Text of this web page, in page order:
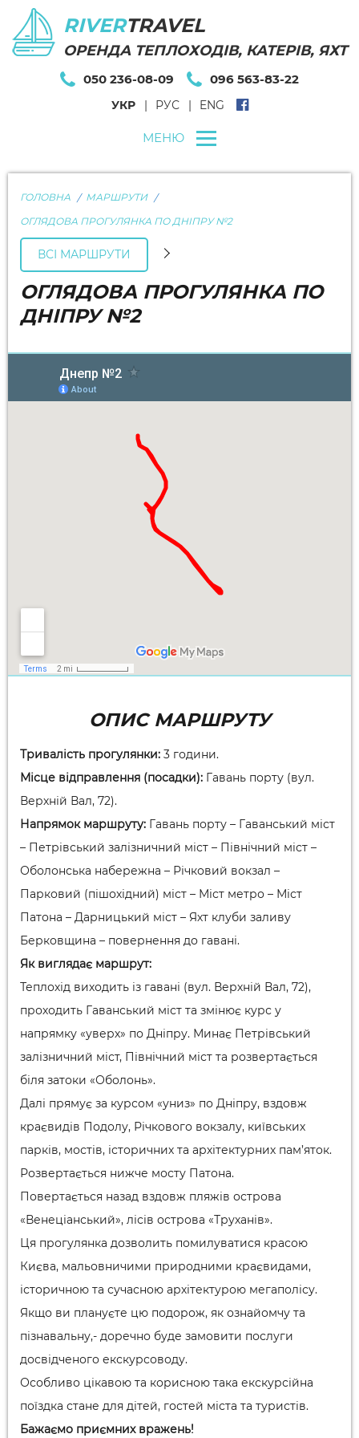
RIVERTRAVEL
ОРЕНДА ТЕПЛОХОДІВ, КАТЕРІВ, ЯХТ
050 236-08-09 096 563-83-22
УКР РУС ENG
МЕНЮ
ГОЛОВНА
МАРШРУТИ
ОГЛЯДОВА ПРОГУЛЯНКА ПО ДНІПРУ №2
ВСІ МАРШРУТИ
ОГЛЯДОВА ПРОГУЛЯНКА ПО
ДНІПРУ №2
ОПИС МАРШРУТУ
Тривалість прогулянки: 3 години.
Місце відправлення (посадки): Гавань порту (вул.
Верхній Вал, 72).
Напрямок маршруту: Гавань порту – Гаванський міст
– Петрівський залізничний міст – Північний міст –
Оболонська набережна – Річковий вокзал –
Парковий (пішохідний) міст – Міст метро – Міст
Патона – Дарницький міст – Яхт клуби заливу
Берковщина – повернення до гавані.
Як виглядає маршрут:
Теплохід виходить із гавані (вул. Верхній Вал, 72),
проходить Гаванський міст та змінює курс у
напрямку «уверх» по Дніпру. Минає Петрівський
залізничний міст, Північний міст та розвертається
біля затоки «Оболонь».
Далі прямує за курсом «униз» по Дніпру, вздовж
краєвидів Подолу, Річкового вокзалу, київських
парків, мостів, історичних та архітектурних пам’яток.
Розвертається нижче мосту Патона.
Повертається назад вздовж пляжів острова
«Венеціанський», лісів острова «Труханів».
Ця прогулянка дозволить помилуватися красою
Києва, мальовничими природними краєвидами,
історичною та сучасною архітектурою мегаполісу.
Якщо ви плануєте цю подорож, як ознайомчу та
пізнавальну,- доречно буде замовити послуги
досвідченого екскурсоводу.
Особливо цікавою та корисною така екскурсійна
поїздка стане для дітей, гостей міста та туристів.
Бажаємо приємних вражень!